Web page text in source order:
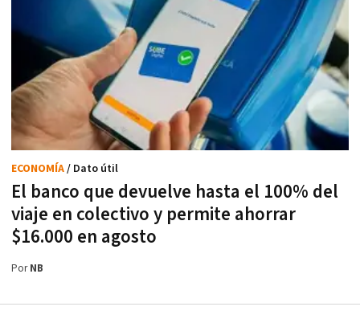
El banco que devuelve hasta el 100% del
viaje en colectivo y permite ahorrar
$16.000 en agosto
ECONOMÍA/ Dato útil
PorNB